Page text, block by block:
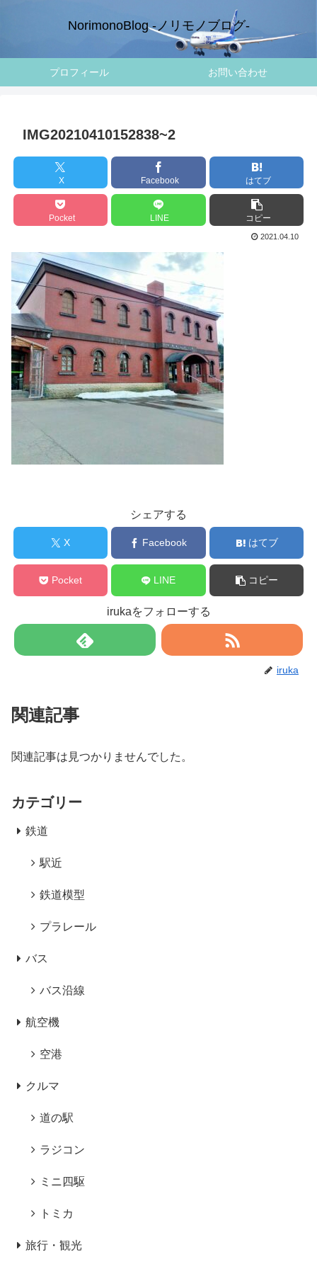
NorimonoBlog -ノリモノブログ-
プロフィール お問い合わせ
IMG20210410152838~2
X Facebook はてブ
Pocket LINE コピー
2021.04.10
シェアする
X Facebook はてブ
Pocket LINE コピー
irukaをフォローする
iruka
関連記事
関連記事は見つかりませんでした。
カテゴリー
鉄道
駅近
鉄道模型
プラレール
バス
バス沿線
航空機
空港
クルマ
道の駅
ラジコン
ミニ四駆
トミカ
旅行・観光